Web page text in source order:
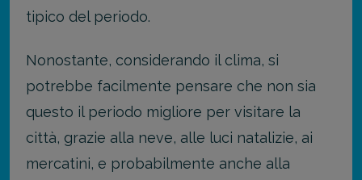
tipico del periodo.
Nonostante, considerando il clima, si
potrebbe facilmente pensare che non sia
questo il periodo migliore per visitare la
città, grazie alla neve, alle luci natalizie, ai
mercatini, e probabilmente anche alla